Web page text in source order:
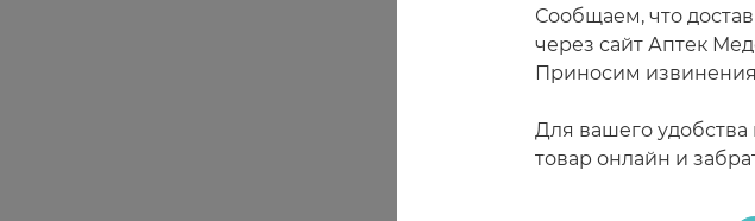
от 160 ₽
Сообщаем, что
через сайт Аптек
Приносим извинения
Для вашего
товар онлайн и